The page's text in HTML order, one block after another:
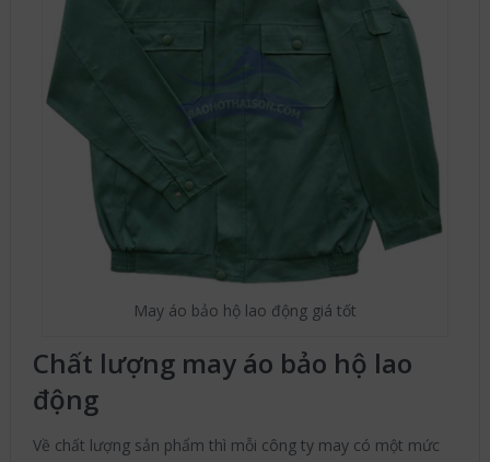
May áo bảo hộ lao động giá tốt
Chất lượng may áo bảo hộ lao
động
Về chất lượng sản phẩm thì mỗi công ty may có một mức